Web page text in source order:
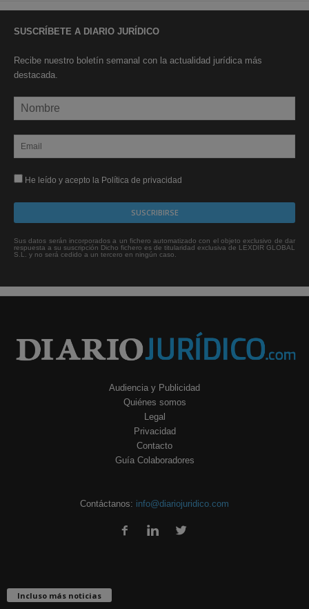
SUSCRÍBETE A DIARIO JURÍDICO
Recibe nuestro boletín semanal con la actualidad jurídica más
destacada.
He leído y acepto la Política de privacidad
Sus datos serán incorporados a un fichero automatizado con el objeto exclusivo de dar
respuesta a su suscripción Dicho fichero es de titularidad exclusiva de LEXDIR GLOBAL
S.L. y no será cedido a un tercero en ningún caso.
Audiencia y Publicidad
Quiénes somos
Legal
Privacidad
Contacto
Guía Colaboradores
Contáctanos: info@diariojuridico.com
Incluso más noticias